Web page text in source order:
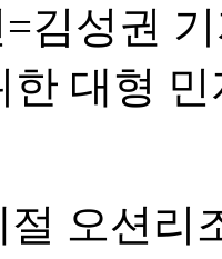
김성권
한 대형
오션리